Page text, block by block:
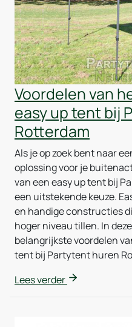
Voordelen van
easy up tent bij
Rotterdam
Als je op zoek bent naar
oplossing voor je
van een easy up tent bij
een uitstekende keuze.
en handige constructies
hoger niveau tillen. In
belangrijkste voordelen
tent bij Partytent huren
Lees verder